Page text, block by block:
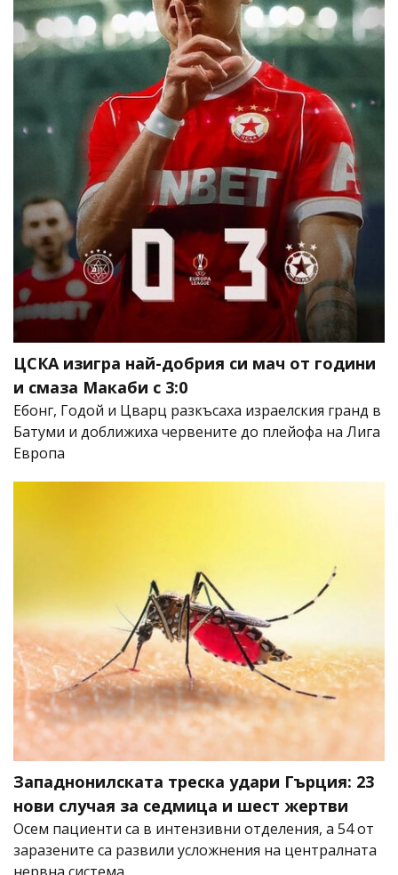
ЦСКА изигра най-добрия си мач от години
и смаза Макаби с 3:0
Ебонг, Годой и Цварц разкъсаха израелския гранд в
Батуми и доближиха червените до плейофа на Лига
Европа
Западнонилската треска удари Гърция: 23
нови случая за седмица и шест жертви
Осем пациенти са в интензивни отделения, а 54 от
заразените са развили усложнения на централната